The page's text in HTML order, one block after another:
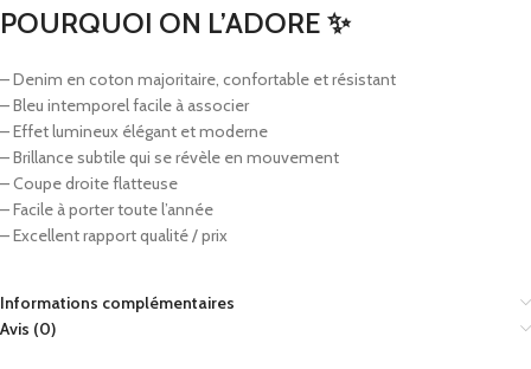
POURQUOI ON L’ADORE ✨
– Denim en coton majoritaire, confortable et résistant
– Bleu intemporel facile à associer
– Effet lumineux élégant et moderne
– Brillance subtile qui se révèle en mouvement
– Coupe droite flatteuse
– Facile à porter toute l’année
– Excellent rapport qualité / prix
Informations complémentaires
Avis (0)